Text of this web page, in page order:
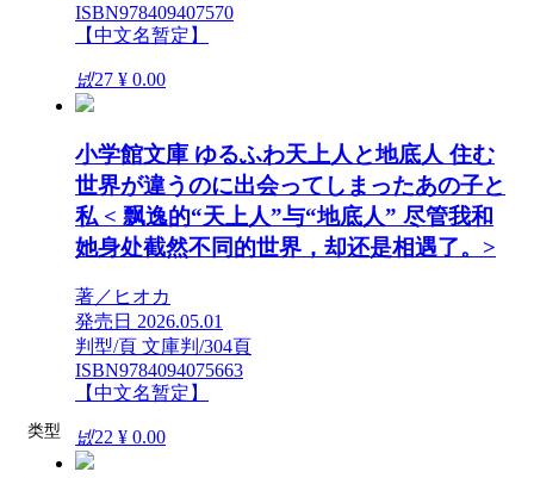
ISBN978409407570
【中文名暂定】
넶27 ¥ 0.00
小学館文庫 ゆるふわ天上人と地底人 住む
世界が違うのに出会ってしまったあの子と
私 < 飘逸的“天上人”与“地底人” 尽管我和
她身处截然不同的世界，却还是相遇了。>
著／ヒオカ
発売日 2026.05.01
判型/頁 文庫判/304頁
ISBN9784094075663
【中文名暂定】
넶22 ¥ 0.00
类型